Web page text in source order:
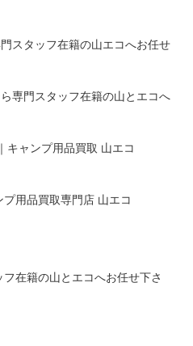
スタッフ在籍の山エコへお任せ
専門スタッフ在籍の山とエコへ
キャンプ用品買取 山エコ
用品買取専門店 山エコ
在籍の山とエコへお任せ下さ